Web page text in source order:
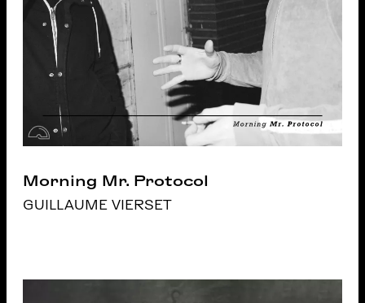
Morning Mr. Protocol
GUILLAUME VIERSET